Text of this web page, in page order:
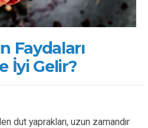
Faydaları
İyi Gelir?
dut yaprakları, uzun zamandır